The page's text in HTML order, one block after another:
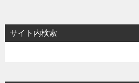
ビ
ゲ
サイト内検索